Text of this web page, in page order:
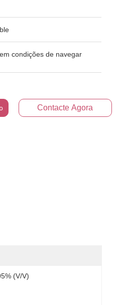
condições de navegar
Contacte Agora
(v/v)